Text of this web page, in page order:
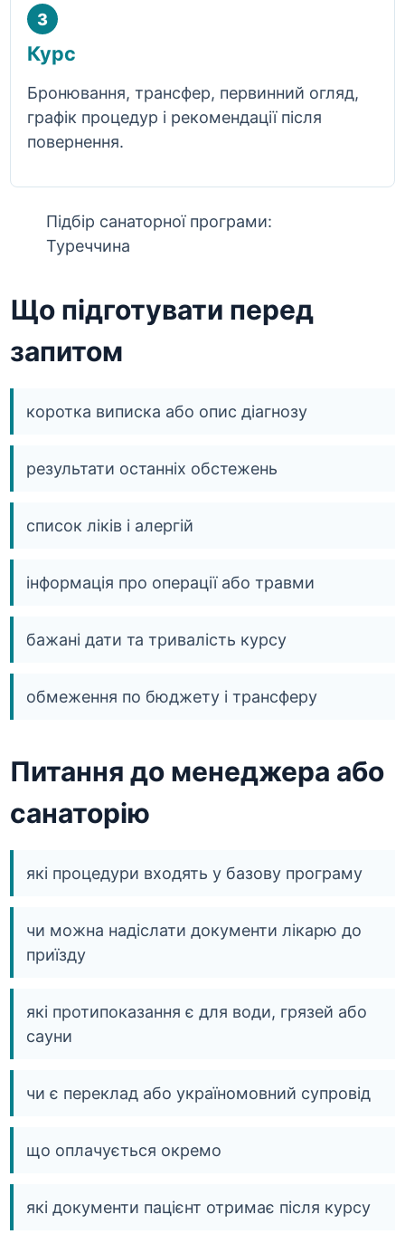
3
Курс
Бронювання, трансфер, первинний огляд,
графік процедур і рекомендації після
повернення.
Підбір санаторної програми:
Туреччина
Що підготувати перед
запитом
коротка виписка або опис діагнозу
результати останніх обстежень
список ліків і алергій
інформація про операції або травми
бажані дати та тривалість курсу
обмеження по бюджету і трансферу
Питання до менеджера або
санаторію
які процедури входять у базову програму
чи можна надіслати документи лікарю до
приїзду
які протипоказання є для води, грязей або
сауни
чи є переклад або україномовний супровід
що оплачується окремо
які документи пацієнт отримає після курсу